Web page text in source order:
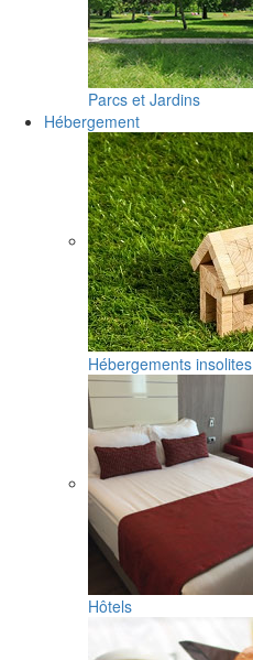
Parcs et Jardins
Hébergement
Hébergements insolites
Hôtels